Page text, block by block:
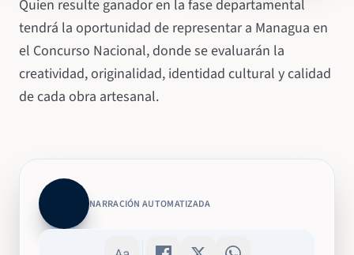
Quien resulte ganador en la fase departamental
tendrá la oportunidad de representar a Managua en
el Concurso Nacional, donde se evaluarán la
creatividad, originalidad, identidad cultural y calidad
de cada obra artesanal.
NARRACIÓN AUTOMATIZADA